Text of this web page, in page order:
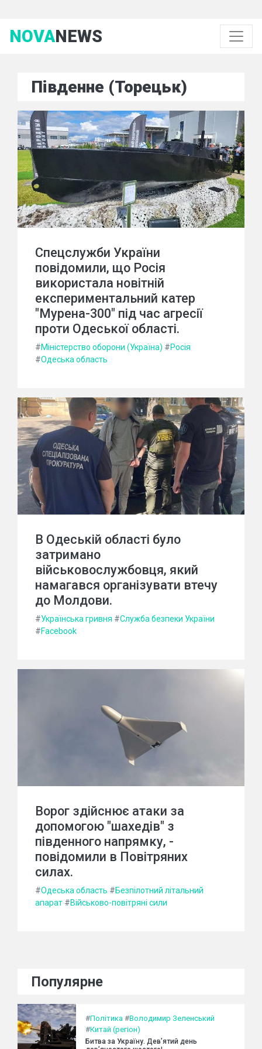
NOVANEWS
Південне (Торецьк)
Спецслужби України
повідомили, що Росія
використала новітній
експериментальний катер
"Мурена-300" під час агресії
проти Одеської області.
#Міністерство оборони (Україна) #Росія
#Одеська область
В Одеській області було
затримано
військовослужбовця, який
намагався організувати втечу
до Молдови.
#Українська гривня #Служба безпеки України
#Facebook
Ворог здійснює атаки за
допомогою "шахедів" з
південного напрямку, -
повідомили в Повітряних
силах.
#Одеська область #Безпілотний літальний
апарат #Військово-повітряні сили
Популярне
#Політика #Володимир Зеленський
#Китай (регіон)
Битва за Україну. Дев’ятий день